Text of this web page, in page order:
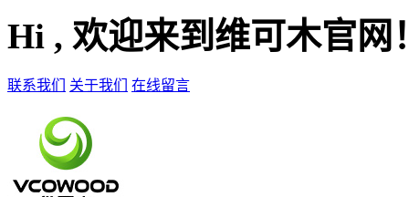
Hi , 欢迎来到维可木官网
联系我们 关于我们 在线留言